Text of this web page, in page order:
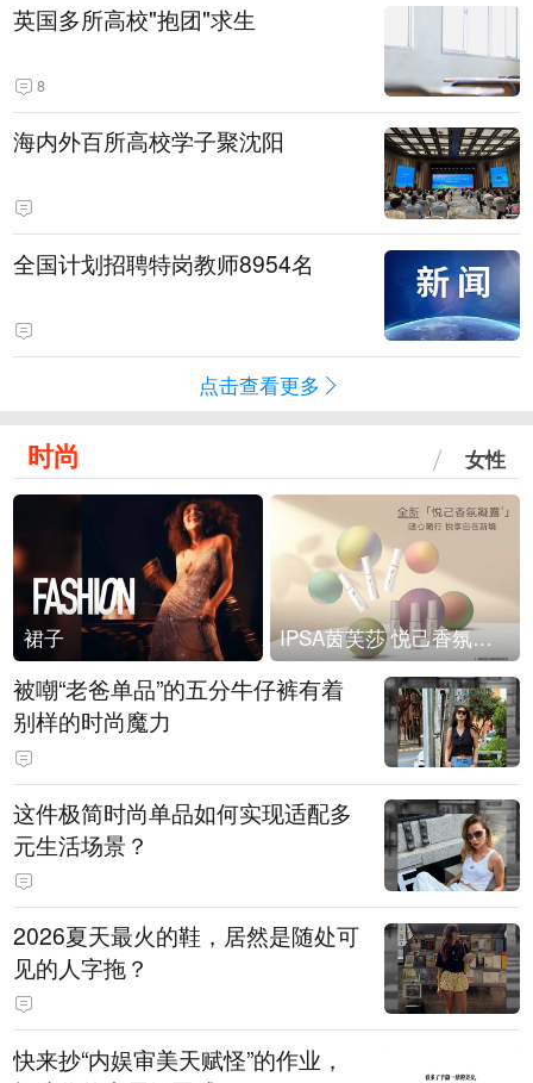
英国多所高校"抱团"求生
8
海内外百所高校学子聚沈阳
全国计划招聘特岗教师8954名
点击查看更多
时尚 女性
裙子 IPSA茵芙莎 悦己香氛凝露上市
被嘲“老爸单品”的五分牛仔裤有着
别样的时尚魔力
这件极简时尚单品如何实现适配多
元生活场景？
2026夏天最火的鞋，居然是随处可
见的人字拖？
快来抄“内娱审美天赋怪”的作业，